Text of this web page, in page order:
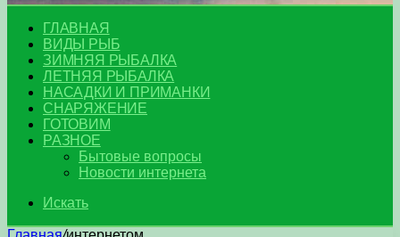
ГЛАВНАЯ
ВИДЫ РЫБ
ЗИМНЯЯ РЫБАЛКА
ЛЕТНЯЯ РЫБАЛКА
НАСАДКИ И ПРИМАНКИ
СНАРЯЖЕНИЕ
ГОТОВИМ
РАЗНОЕ
Бытовые вопросы
Новости интернета
Искать